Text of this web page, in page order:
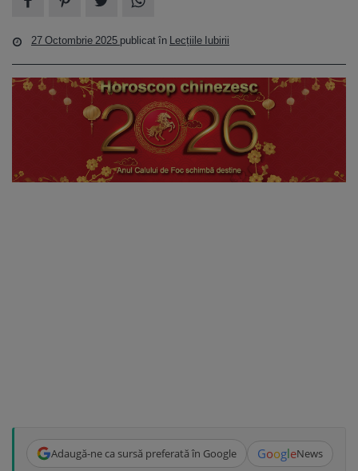
27 Octombrie 2025 publicat în Lecțiile Iubirii
Adaugă-ne ca sursă preferată în Google GoogleNews